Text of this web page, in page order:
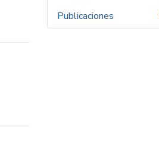
Publicaciones